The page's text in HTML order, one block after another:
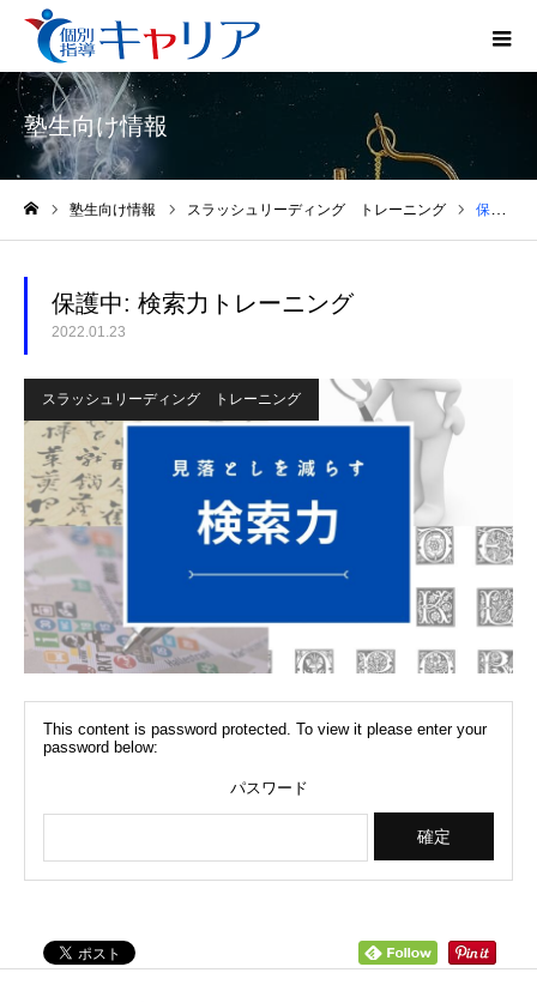
塾生向け情報
塾生向け情報 スラッシュリーディング トレーニング 保護中: 検索力トレーニング
保護中: 検索力トレーニング
2022.01.23
スラッシュリーディング トレーニング
This content is password protected. To view it please enter your
password below:
パスワード